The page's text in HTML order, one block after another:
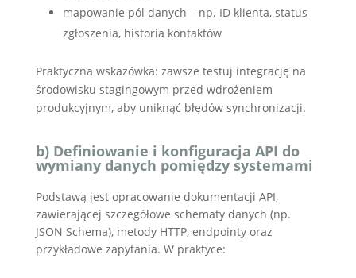
mapowanie pól danych – np. ID klienta, status
zgłoszenia, historia kontaktów
Praktyczna wskazówka: zawsze testuj integrację na
środowisku stagingowym przed wdrożeniem
produkcyjnym, aby uniknąć błędów synchronizacji.
b) Definiowanie i konfiguracja API do
wymiany danych pomiędzy systemami
Podstawą jest opracowanie dokumentacji API,
zawierającej szczegółowe schematy danych (np.
JSON Schema), metody HTTP, endpointy oraz
przykładowe zapytania. W praktyce: